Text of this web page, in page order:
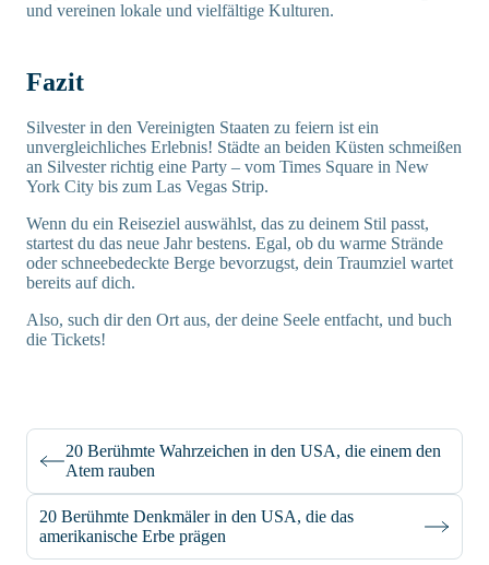
und vereinen lokale und vielfältige Kulturen.
Fazit
Silvester in den Vereinigten Staaten zu feiern ist ein
unvergleichliches Erlebnis! Städte an beiden Küsten schmeißen
an Silvester richtig eine Party – vom Times Square in New
York City bis zum Las Vegas Strip.
Wenn du ein Reiseziel auswählst, das zu deinem Stil passt,
startest du das neue Jahr bestens. Egal, ob du warme Strände
oder schneebedeckte Berge bevorzugst, dein Traumziel wartet
bereits auf dich.
Also, such dir den Ort aus, der deine Seele entfacht, und buch
die Tickets!
20 Berühmte Wahrzeichen in den USA, die einem den
Atem rauben
20 Berühmte Denkmäler in den USA, die das
amerikanische Erbe prägen